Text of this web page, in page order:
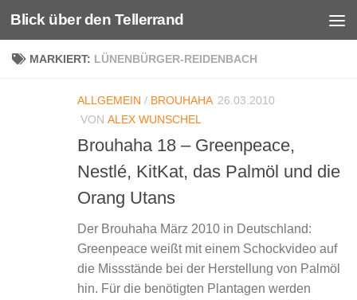
Unter dem Inhalt
Blick über den Tellerrand
MARKIERT: LÜNENBÜRGER-REIDENBACH
ALLGEMEIN / BROUHAHA 26.03.2010
VON ALEX WUNSCHEL
Brouhaha 18 – Greenpeace,
Nestlé, KitKat, das Palmöl und die
Orang Utans
Der Brouhaha März 2010 in Deutschland:
Greenpeace weißt mit einem Schockvideo auf
die Missstände bei der Herstellung von Palmöl
hin. Für die benötigten Plantagen werden